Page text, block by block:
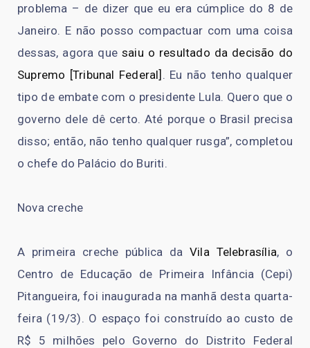
problema – de dizer que eu era cúmplice do 8 de
Janeiro. E não posso compactuar com uma coisa
dessas, agora que saiu o resultado da decisão do
Supremo [Tribunal Federal] . Eu não tenho qualquer
tipo de embate com o presidente Lula. Quero que o
governo dele dê certo. Até porque o Brasil precisa
disso; então, não tenho qualquer rusga”, completou
o chefe do Palácio do Buriti.
Nova creche
A primeira creche pública daVila Telebrasília, o
Centro de Educação de Primeira Infância (Cepi)
Pitangueira, foi inaugurada na manhã desta quarta-
feira (19/3). O espaço foi construído ao custo de
R$ 5 milhões pelo Governo do Distrito Federal